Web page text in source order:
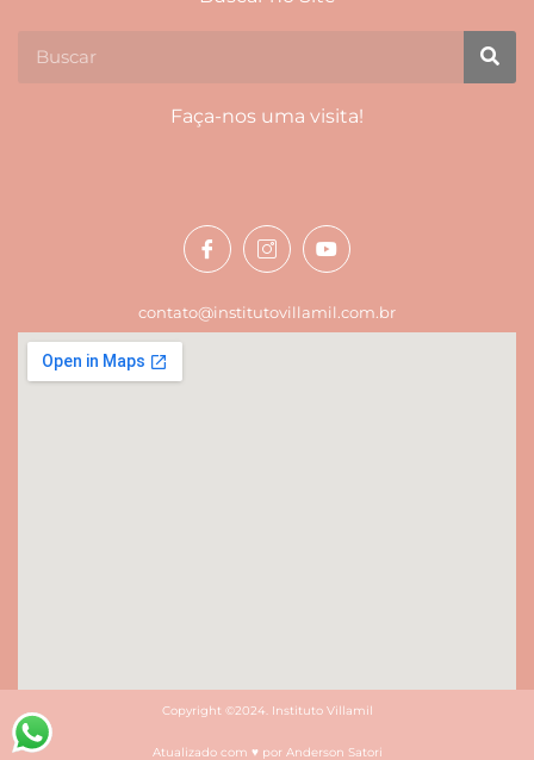
Faça-nos uma visita!
contato@institutovillamil.com.br
Copyright ©2024. Instituto Villamil
Atualizado com ♥ por Anderson Satori